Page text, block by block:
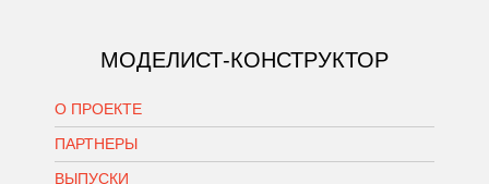
МОДЕЛИСТ-КОНСТРУКТОР
О ПРОЕКТЕ
ПАРТНЕРЫ
ВЫПУСКИ